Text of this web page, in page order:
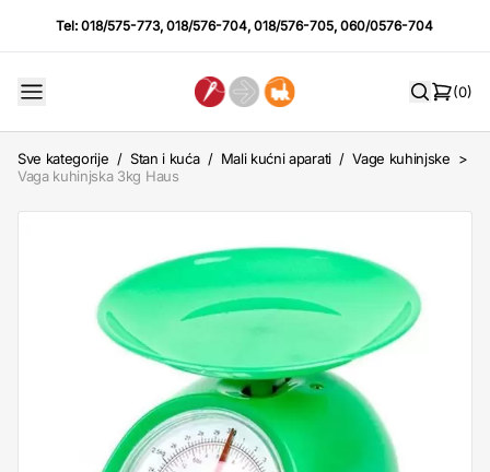
Tel:018/575-773,018/576-704,018/576-705,060/0576-704
(0)
Sve kategorije / Stan i kuća / Mali kućni aparati / Vage kuhinjske >
Vaga kuhinjska 3kg Haus